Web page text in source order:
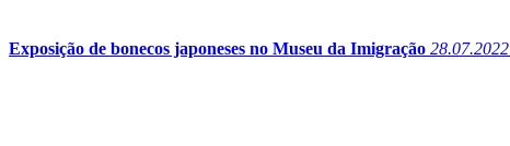
Exposição de bonecos japoneses no Museu da Imigração 28.07.2022